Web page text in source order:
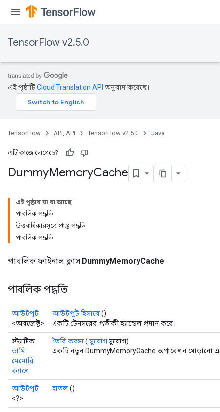
TensorFlow v2.5.0
এই পৃষ্ঠাটিCloud Translation API অনুবাদ করেছে।
TensorFlow API, API TensorFlow v2.5.0 Java
এটি কাজে লেগেছে?
DummyMemoryCache
এই পৃষ্ঠায় যা যা আছে
পাবলিক পদ্ধতি
উত্তরাধিকারসূত্রে প্রাপ্ত পদ্ধতি
পাবলিক পদ্ধতি
পাবলিক ফাইনাল ক্লাস DummyMemoryCache
পাবলিক পদ্ধতি
আউটপুট
<অবজেক্ট>
আউটপুট হিসাবে()
একটি টেনসরের প্রতীকী হ্যান্ডেল প্রদান করে।
স্ট্যাটিক
ডামি
মেমোরি
ক্যাশে
তৈরি করুন( সুযোগসুযোগ)
একটি নতুন DummyMemoryCache অপারেশন মোড়ানো
আউটপুট
<?>
হাতল()